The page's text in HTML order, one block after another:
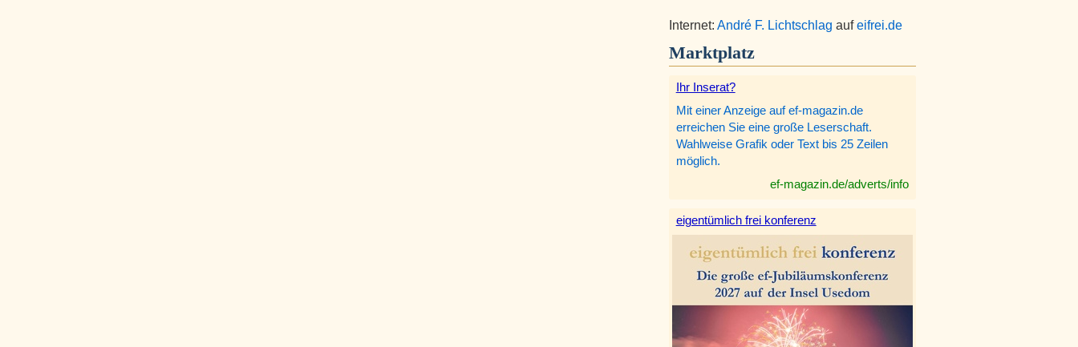
Internet: André F. Lichtschlag aufeifrei.de
Marktplatz
Ihr Inserat?
Mit einer Anzeige auf ef-magazin.de
erreichen Sie eine große Leserschaft.
Wahlweise Grafik oder Text bis 25 Zeilen
möglich.
ef-magazin.de/adverts/info
eigentümlich frei konferenz